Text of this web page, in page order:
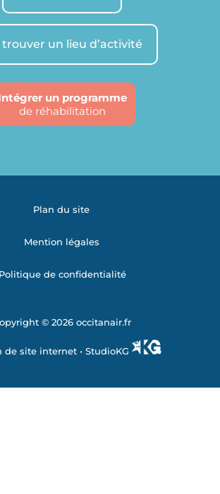
trouver un lieu d’activité
un programme
de réhabilitation
Plan du site
Mention légales
Politique de confidentialité
© 2026 occitanair.fr
de site internet • StudioKG